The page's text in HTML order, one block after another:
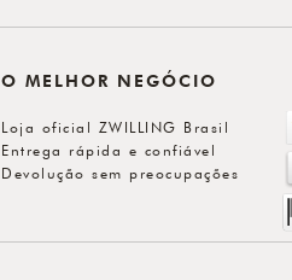
O MELHOR NEGÓCIO
Loja oficial ZWILLING Brasil
Entrega rápida e confiável
Devolução sem preocupações